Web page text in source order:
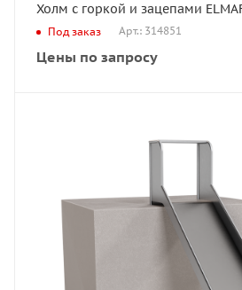
Холм с горкой и зацепами
Под заказ Арт.: 314851
Цены по запросу